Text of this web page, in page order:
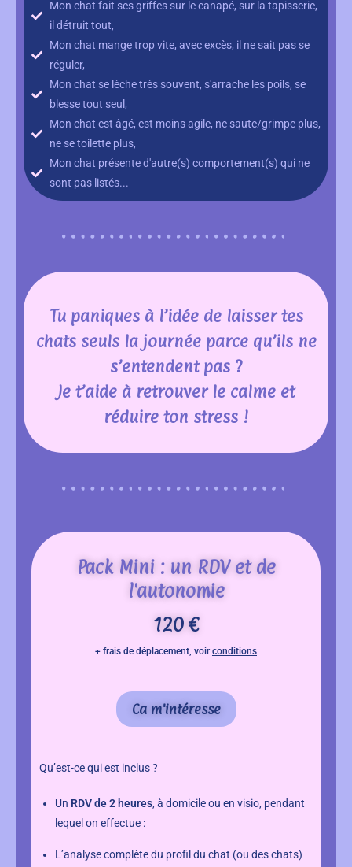
Mon chat fait ses griffes sur le canapé, sur la tapisserie,
il détruit tout,
Mon chat mange trop vite, avec excès, il ne sait pas se
réguler,
Mon chat se lèche très souvent, s'arrache les poils, se
blesse tout seul,
Mon chat est âgé, est moins agile, ne saute/grimpe plus,
ne se toilette plus,
Mon chat présente d'autre(s) comportement(s) qui ne
sont pas listés...
Tu paniques à l’idée de laisser tes
chats seuls la journée parce qu’ils ne
s’entendent pas ?
Je t’aide à retrouver le calme et
réduire ton stress !
Pack Mini : un RDV et de
l'autonomie
120 €
+ frais de déplacement, voir conditions
Ca m'intéresse
Qu’est-ce qui est inclus ?
Un RDV de 2 heures, à domicile ou en visio, pendant
lequel on effectue :
L’analyse complète du profil du chat (ou des chats)